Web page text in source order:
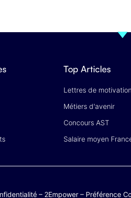
Top Articles
Lettres de motivation
Métiers d'avenir
Concours AST
Salaire moyen
– 2Empower – Préférence